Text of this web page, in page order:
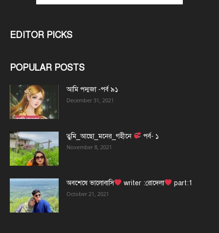
EDITOR PICKS
POPULAR POSTS
আমি পদ্মজা -পর্ব ৯১
December 31, 2021
তুমি_আছো_মনের_গহীনে পর্ব- ১
November 8, 2021
অবশেষে ভালোবাসি writer :রোদেলা part:1
October 21, 2021